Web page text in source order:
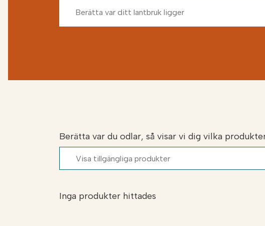
Efter användning som strö kan produkten med
Berätta var du odlar, så visar vi dig vilka
Inga produkter hittades